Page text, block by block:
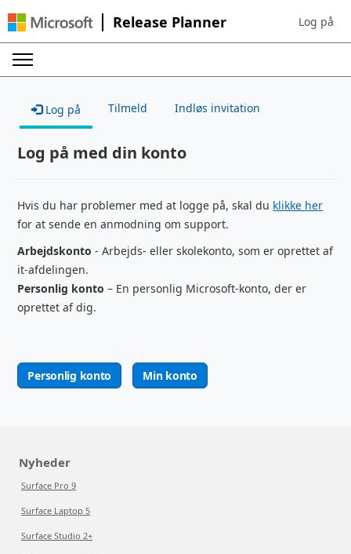
Release Planner Sign in to
Log på
Log på Tilmeld Indløs invitation
Log på med din konto
Hvis du har problemer med at logge på, skal du klikke her
for at sende en anmodning om support.
Arbejdskonto - Arbejds- eller skolekonto, som er oprettet af
it-afdelingen.
Personlig konto – En personlig Microsoft-konto, der er
oprettet af dig.
Personlig konto Min konto
Nyheder
Surface Pro 9
Surface Laptop 5
Surface Studio 2+